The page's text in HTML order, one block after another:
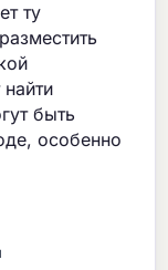
ту
быть
особенно